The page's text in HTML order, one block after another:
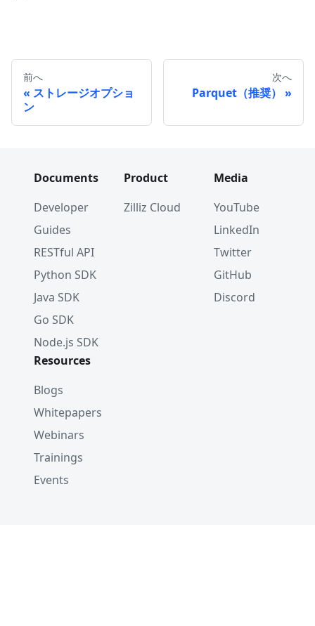
前へ
ストレージオプショ
ン
次へ
Parquet（推奨）
Documents
Developer
Guides
RESTful API
Python SDK
Java SDK
Go SDK
Node.js SDK
Product
Zilliz Cloud
Media
YouTube
LinkedIn
Twitter
GitHub
Discord
Resources
Blogs
Whitepapers
Webinars
Trainings
Events